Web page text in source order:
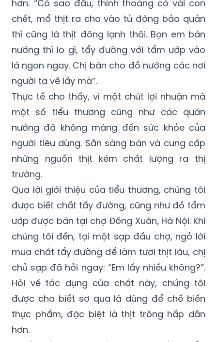
thì cũng là thịt đông lạnh thôi. Bọn em bán
nướng thì lo gì, tẩy đường với tẩm ướp vào
là ngon ngay. Chị bán cho đồ nướng các nơi
người ta về lấy mà”.
Thực tế cho thấy, vì một chút lợi nhuận mà
một số tiểu thương cũng như các quán
nướng đã không màng đến sức khỏe của
người tiêu dùng. Sẵn sàng bán và cung cấp
những nguồn thịt kém chất lượng ra thị
trường.
Qua lời giới thiệu của tiểu thương, chúng tôi
được biết chất tẩy đường, cũng như đồ tẩm
ướp được bán tại chợ Đồng Xuân, Hà Nội. Khi
chúng tôi đến, tại một sạp đầu chợ, ngỏ lời
mua chất tẩy đường để làm tươi thịt lâu, chị
chủ sạp đã hỏi ngay: “Em lấy nhiều không?”.
Hỏi về tác dụng của chất này, chúng tôi
được cho biết sơ qua là dùng để chế biến
thực phẩm, đặc biệt là thịt trông hấp dẫn
hơn.
Người này cũng không ngại hướng dẫn
thêm: “Em lên mạng mà đọc, gõ chất tẩy